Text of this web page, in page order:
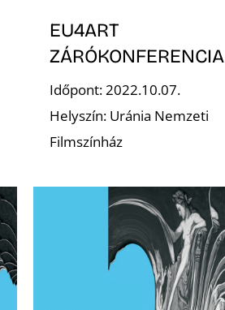
EU4ART
ZÁRÓKONFERENCIA
Időpont: 2022.10.07.
Helyszín: Uránia Nemzeti
Filmszínház